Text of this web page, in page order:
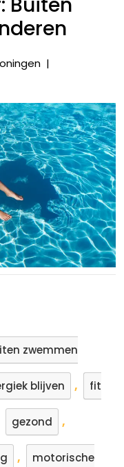
Verfrissend
Zwemmen
voor
Kinderen
|
zwemmen
blijven , fit
gezond ,
, motorische